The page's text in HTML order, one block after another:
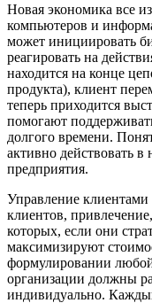
Новая экономика все
компьютеров и
может инициировать
реагировать на
находится на конце
продукта), клиент
теперь приходится
помогают
долгого времени.
активно действовать в
предприятия.
Управление клиентами
клиентов,
которых, если они
максимизируют
формулировании
организации должны
индивидуально.